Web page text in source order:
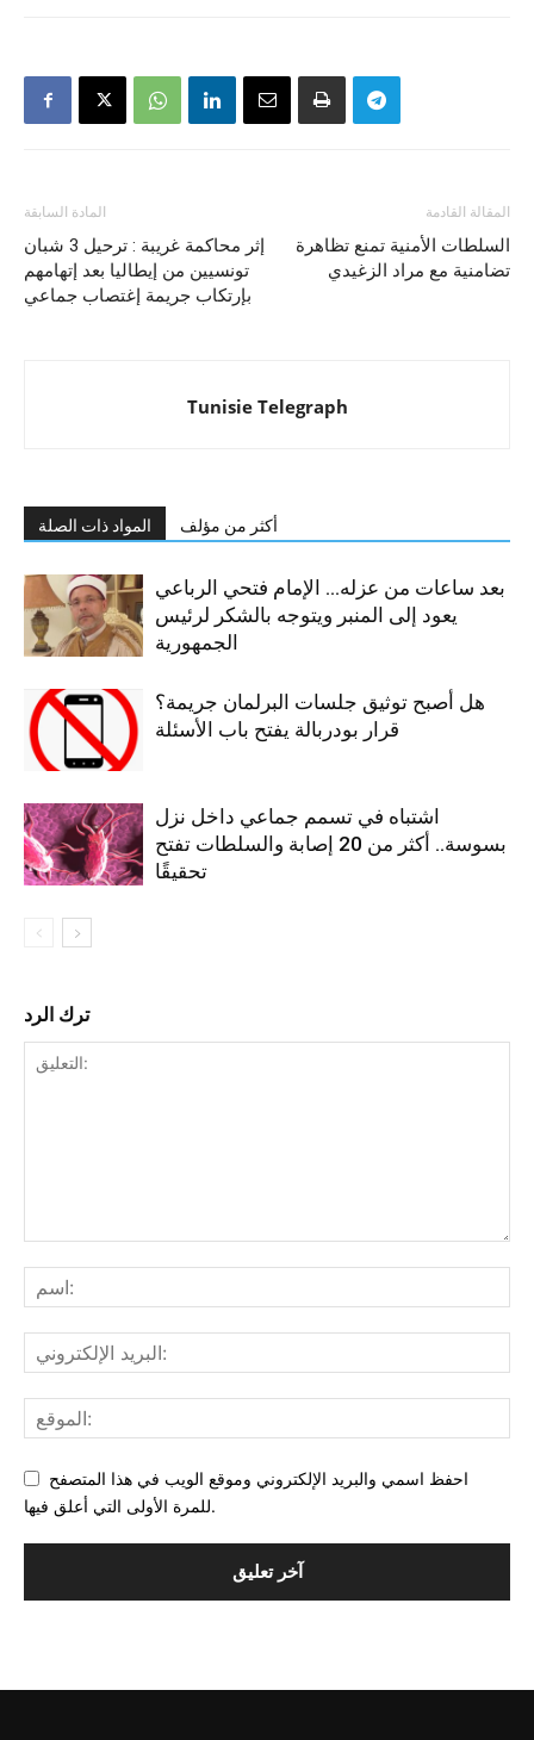
المادة السابقة
إثر محاكمة غريبة : ترحيل 3 شبان
تونسيين من إيطاليا بعد إتهامهم
بإرتكاب جريمة إغتصاب جماعي
المقالة القادمة
السلطات الأمنية تمنع تظاهرة
تضامنية مع مراد الزغيدي
Tunisie Telegraph
المواد ذات الصلة أكثر من مؤلف
بعد ساعات من عزله… الإمام فتحي الرباعي
يعود إلى المنبر ويتوجه بالشكر لرئيس
الجمهورية
هل أصبح توثيق جلسات البرلمان جريمة؟
قرار بودربالة يفتح باب الأسئلة
اشتباه في تسمم جماعي داخل نزل
بسوسة.. أكثر من 20 إصابة والسلطات تفتح
تحقيقًا
ترك الرد
احفظ اسمي والبريد الإلكتروني وموقع الويب في هذا المتصفح
للمرة الأولى التي أعلق فيها.